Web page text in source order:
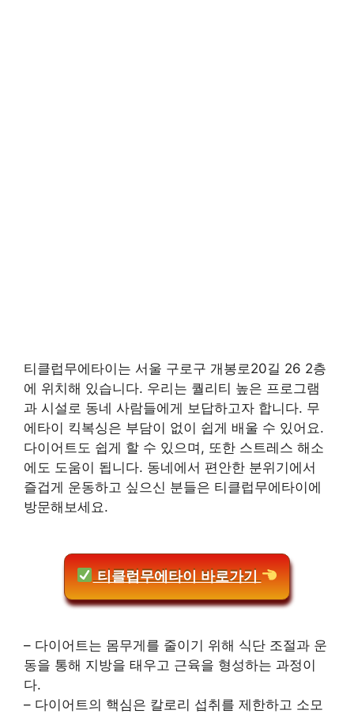
티클럽무에타이는 서울 구로구 개봉로20길 26 2층
에 위치해 있습니다. 우리는 퀄리티 높은 프로그램
과 시설로 동네 사람들에게 보답하고자 합니다. 무
에타이 킥복싱은 부담이 없이 쉽게 배울 수 있어요.
다이어트도 쉽게 할 수 있으며, 또한 스트레스 해소
에도 도움이 됩니다. 동네에서 편안한 분위기에서
즐겁게 운동하고 싶으신 분들은 티클럽무에타이에
방문해보세요.
티클럽무에타이 바로가기
– 다이어트는 몸무게를 줄이기 위해 식단 조절과 운
동을 통해 지방을 태우고 근육을 형성하는 과정이
다.
– 다이어트의 핵심은 칼로리 섭취를 제한하고 소모